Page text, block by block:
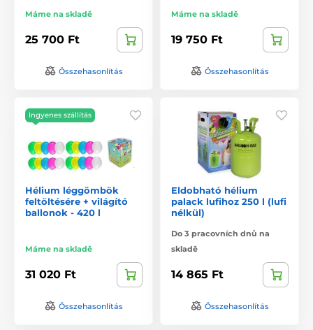
Máme na skladě
25 700 Ft
Összehasonlítás
Máme na skladě
19 750 Ft
Összehasonlítás
Ingyenes szállítás
Hélium léggömbök
feltöltésére + világító
ballonok - 420 l
Máme na skladě
31 020 Ft
Összehasonlítás
Eldobható hélium
palack lufihoz 250 l (lufi
nélkül)
Do 3 pracovních dnů na
skladě
14 865 Ft
Összehasonlítás